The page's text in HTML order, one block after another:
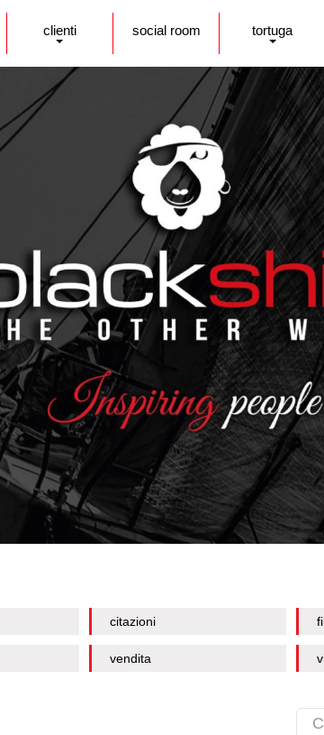
clienti social room tortuga
citazioni
vendita